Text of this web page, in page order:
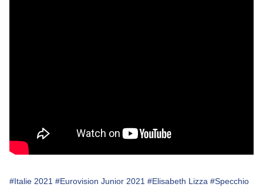
#Italie 2021 #Eurovision Junior 2021 #Elisabeth Lizza #Specchio